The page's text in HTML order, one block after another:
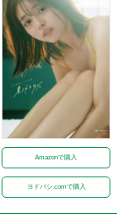
Amazonで購入
ヨドバシ.comで購入